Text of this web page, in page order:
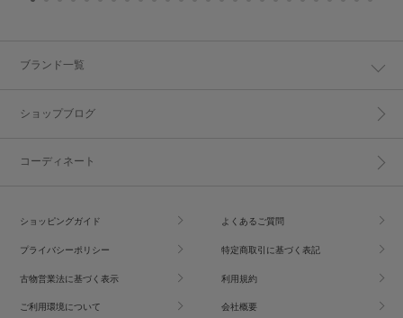
ブランド一覧
ショップブログ
コーディネート
ショッピングガイド よくあるご質問
プライバシーポリシー 特定商取引に基づく表記
古物営業法に基づく表示 利用規約
ご利用環境について 会社概要